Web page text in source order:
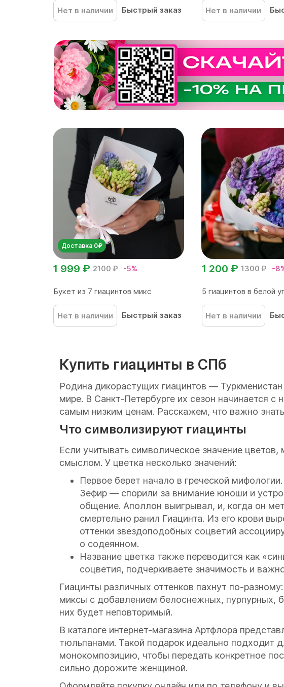
Нет в наличии
Быстрый заказ Нет в наличии
Доставка 0₽
2100 ₽ -5%
1 999 ₽
Букет из 7 гиацинтов микс
Нет в наличии Быстрый заказ
1300 ₽ -
1 200 ₽
5 гиацинтов в белой
Нет в наличии
Купить гиацинты в СПб
Родина дикорастущих гиацинтов —
мире. В Санкт-Петербурге их сезон начинается
самым низким ценам. Расскажем, что важно
Что символизируют гиацинты
Если учитывать символическое значение
смыслом. У цветка несколько значений:
Первое берет начало в греческой
Зефир — спорили за внимание юноши и
общение. Аполлон выигрывал, и, когда он
смертельно ранил Гиацинта. Из его крови
оттенки звездоподобных соцветий
о содеянном.
Название цветка также переводится как
соцветия, подчеркиваете значимость и
Гиацинты различных оттенков пахнут по-
миксы с добавлением белоснежных, пурпурных,
них будет неповторимый.
В каталоге интернет-магазина Артфлора
тюльпанами. Такой подарок идеально подходит
монокомпозицию, чтобы передать конкретное
сильно дорожите женщиной.